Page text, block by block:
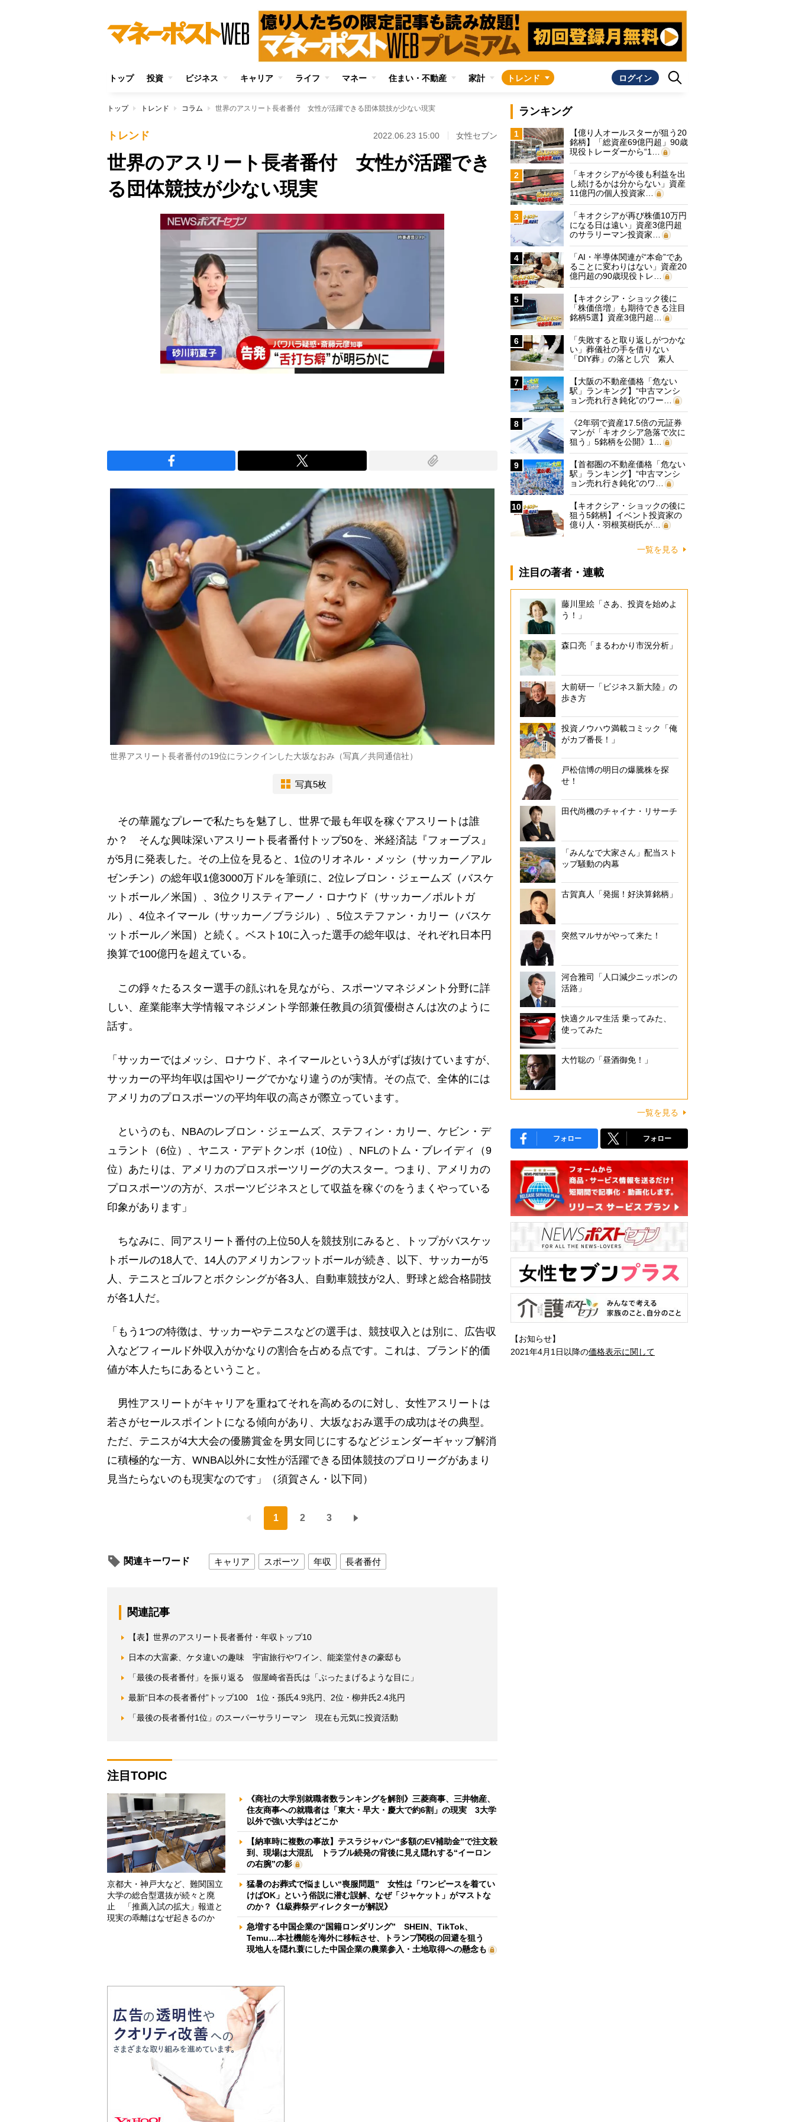
トップ 投資 ビジネス キャリア ライフ マネー 住まい・不動産 家計 トレンド ログイン
トップ トレンド コラム 世界のアスリート長者番付 女性が活躍できる団体競技が少ない現実
トレンド 2022.06.23 15:00 女性セブン
世界のアスリート長者番付 女性が活躍でき
る団体競技が少ない現実
世界アスリート長者番付の19位にランクインした大坂なおみ（写真／共同通信社）
写真5枚
その華麗なプレーで私たちを魅了し、世界で最も年収を稼ぐアスリートは誰
か？ そんな興味深いアスリート長者番付トップ50を、米経済誌『フォーブス』
が5月に発表した。その上位を見ると、1位のリオネル・メッシ（サッカー／アル
ゼンチン）の総年収1億3000万ドルを筆頭に、2位レブロン・ジェームズ（バスケ
ットボール／米国）、3位クリスティアーノ・ロナウド（サッカー／ポルトガ
ル）、4位ネイマール（サッカー／ブラジル）、5位ステファン・カリー（バスケ
ットボール／米国）と続く。ベスト10に入った選手の総年収は、それぞれ日本円
換算で100億円を超えている。
この錚々たるスター選手の顔ぶれを見ながら、スポーツマネジメント分野に詳
しい、産業能率大学情報マネジメント学部兼任教員の須賀優樹さんは次のように
話す。
「サッカーではメッシ、ロナウド、ネイマールという3人がずば抜けていますが、
サッカーの平均年収は国やリーグでかなり違うのが実情。その点で、全体的には
アメリカのプロスポーツの平均年収の高さが際立っています。
というのも、NBAのレブロン・ジェームズ、ステフィン・カリー、ケビン・デ
ュラント（6位）、ヤニス・アデトクンボ（10位）、NFLのトム・ブレイディ（9
位）あたりは、アメリカのプロスポーツリーグの大スター。つまり、アメリカの
プロスポーツの方が、スポーツビジネスとして収益を稼ぐのをうまくやっている
印象があります」
ちなみに、同アスリート番付の上位50人を競技別にみると、トップがバスケッ
トボールの18人で、14人のアメリカンフットボールが続き、以下、サッカーが5
人、テニスとゴルフとボクシングが各3人、自動車競技が2人、野球と総合格闘技
が各1人だ。
「もう1つの特徴は、サッカーやテニスなどの選手は、競技収入とは別に、広告収
入などフィールド外収入がかなりの割合を占める点です。これは、ブランド的価
値が本人たちにあるということ。
男性アスリートがキャリアを重ねてそれを高めるのに対し、女性アスリートは
若さがセールスポイントになる傾向があり、大坂なおみ選手の成功はその典型。
ただ、テニスが4大大会の優勝賞金を男女同じにするなどジェンダーギャップ解消
に積極的な一方、WNBA以外に女性が活躍できる団体競技のプロリーグがあまり
見当たらないのも現実なのです」（須賀さん・以下同）
1 2 3
関連キーワード キャリア スポーツ 年収 長者番付
関連記事
【表】世界のアスリート長者番付・年収トップ10
日本の大富豪、ケタ違いの趣味 宇宙旅行やワイン、能楽堂付きの豪邸も
「最後の長者番付」を振り返る 假屋崎省吾氏は「ぶったまげるような目に」
最新“日本の長者番付”トップ100 1位・孫氏4.9兆円、2位・柳井氏2.4兆円
「最後の長者番付1位」のスーパーサラリーマン 現在も元気に投資活動
注目TOPIC
京都大・神戸大など、難関国立
大学の総合型選抜が続々と廃
止 「推薦入試の拡大」報道と
現実の乖離はなぜ起きるのか
《商社の大学別就職者数ランキングを解剖》三菱商事、三井物産、
住友商事への就職者は「東大・早大・慶大で約6割」の現実 3大学
以外で強い大学はどこか
【納車時に複数の事故】テスラジャパン“多額のEV補助金”で注文殺
到、現場は大混乱 トラブル続発の背後に見え隠れする“イーロン
の右腕”の影
猛暑のお葬式で悩ましい“喪服問題” 女性は「ワンピースを着てい
けばOK」という俗説に潜む誤解、なぜ「ジャケット」がマストな
のか？《1級葬祭ディレクターが解説》
急増する中国企業の“国籍ロンダリング” SHEIN、TikTok、
Temu…本社機能を海外に移転させ、トランプ関税の回避を狙う
現地人を隠れ蓑にした中国企業の農業参入・土地取得への懸念も
ランキング
1
【億り人オールスターが狙う20
銘柄】「総資産69億円超」90歳
現役トレーダーから“1…
2
「キオクシアが今後も利益を出
し続けるかは分からない」資産
11億円の個人投資家…
3
「キオクシアが再び株価10万円
になる日は遠い」資産3億円超
のサラリーマン投資家…
4
「AI・半導体関連が“本命”であ
ることに変わりはない」資産20
億円超の90歳現役トレ…
5
【キオクシア・ショック後に
「株価倍増」も期待できる注目
銘柄5選】資産3億円超…
6
「失敗すると取り返しがつかな
い」葬儀社の手を借りない
「DIY葬」の落とし穴 素人
に…
7
【大阪の不動産価格「危ない
駅」ランキング】“中古マンシ
ョン売れ行き鈍化”のワー…
8
《2年弱で資産17.5倍の元証券
マンが「キオクシア急落で次に
狙う」5銘柄を公開》1…
9
【首都圏の不動産価格「危ない
駅」ランキング】“中古マンシ
ョン売れ行き鈍化”のワ…
10
【キオクシア・ショックの後に
狙う5銘柄】イベント投資家の
億り人・羽根英樹氏が…
一覧を見る
注目の著者・連載
藤川里絵「さあ、投資を始めよ
う！」
森口亮「まるわかり市況分析」
大前研一「ビジネス新大陸」の
歩き方
投資ノウハウ満載コミック「俺
がカブ番長！」
戸松信博の明日の爆騰株を探
せ！
田代尚機のチャイナ・リサーチ
「みんなで大家さん」配当スト
ップ騒動の内幕
古賀真人「発掘！好決算銘柄」
突然マルサがやって来た！
河合雅司「人口減少ニッポンの
活路」
快適クルマ生活 乗ってみた、
使ってみた
大竹聡の「昼酒御免！」
一覧を見る
フォロー フォロー
【お知らせ】
2021年4月1日以降の価格表示に関して